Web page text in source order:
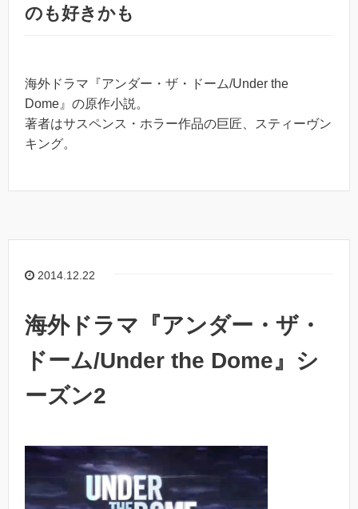
のも好きかも
海外ドラマ『アンダー・ザ・ドーム/Under the
Dome』の原作小説。
著者はサスペンス・ホラー作品の巨匠、スティーヴン
キング。
2014.12.22
海外ドラマ『アンダー・ザ・
ドーム/Under the Dome』シ
ーズン2